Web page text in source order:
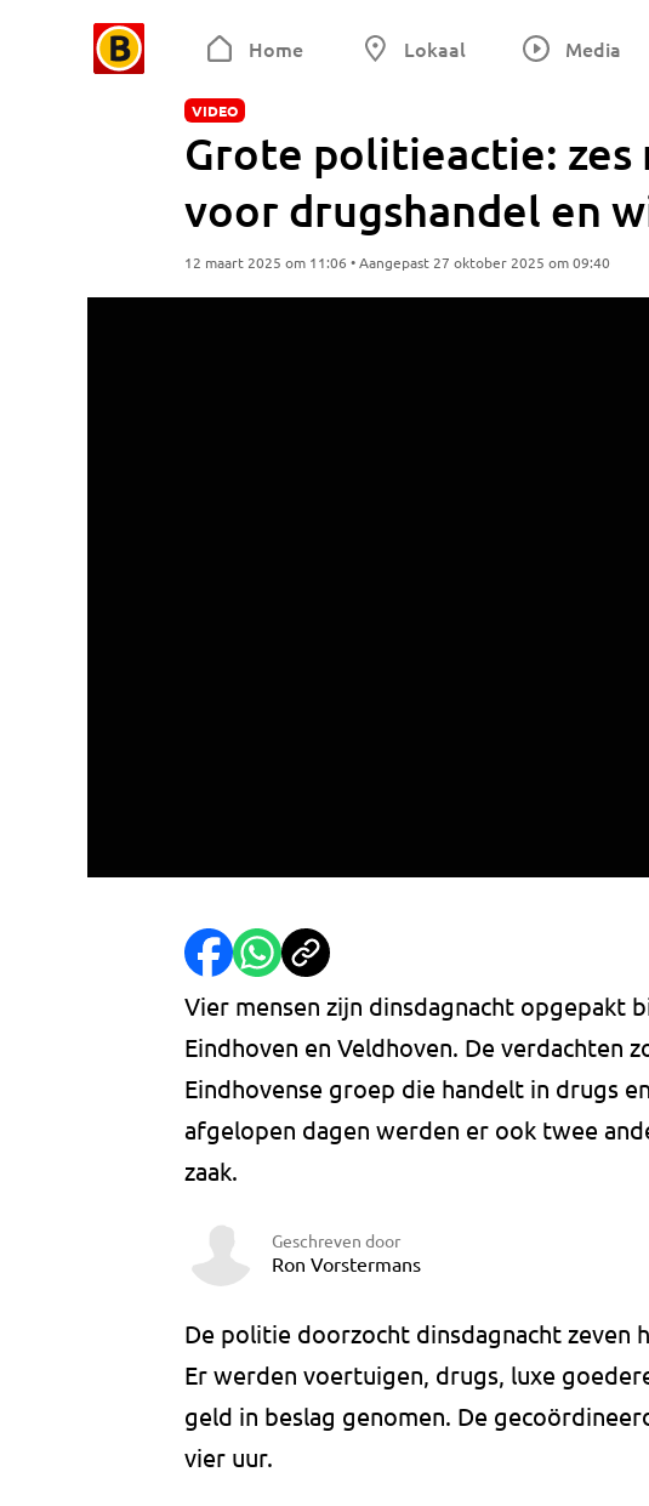
Home Lokaal Media
VIDEO
Grote politieactie: zes
voor drugshandel en
12 maart 2025 om 11:06 • Aangepast 27 oktober 2025 om 09:40
Vier mensen zijn dinsdagnacht opgepakt
Eindhoven en Veldhoven. De verdachten
Eindhovense groep die handelt in drugs
afgelopen dagen werden er ook twee
zaak.
Geschreven door
Ron Vorstermans
De politie doorzocht dinsdagnacht zeven
Er werden voertuigen, drugs, luxe
geld in beslag genomen. De
vier uur.